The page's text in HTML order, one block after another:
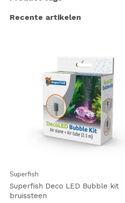
Recente artikelen
Superfish
Superfish Deco LED Bubble kit
bruissteen